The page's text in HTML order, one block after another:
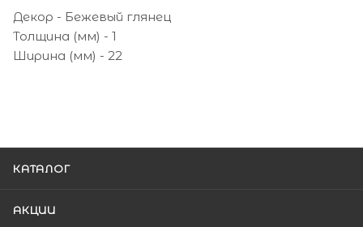
Декор - Бежевый глянец
Толщина (мм) - 1
Ширина (мм) - 22
КАТАЛОГ
АКЦИИ